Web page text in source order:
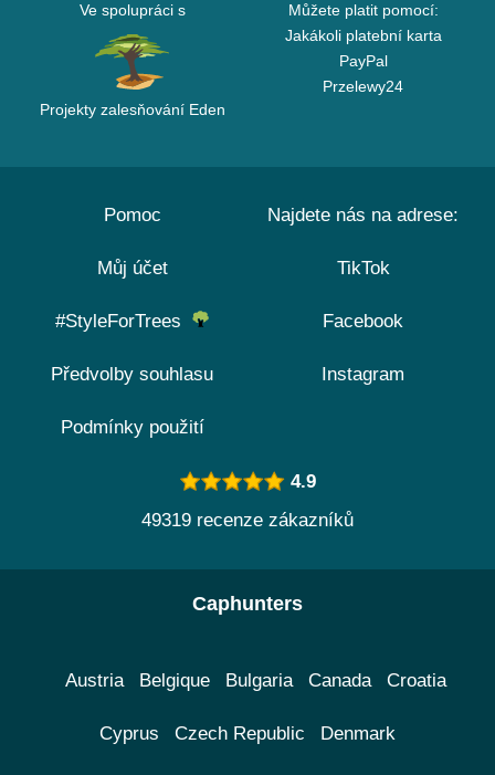
Ve spolupráci s
Projekty zalesňování Eden
Můžete platit pomocí:
Jakákoli platební karta
PayPal
Przelewy24
Pomoc
Můj účet
#StyleForTrees
Předvolby souhlasu
Podmínky použití
Najdete nás na adrese:
TikTok
Facebook
Instagram
4.9
49319 recenze zákazníků
Caphunters
Austria Belgique Bulgaria Canada Croatia
Cyprus Czech Republic Denmark